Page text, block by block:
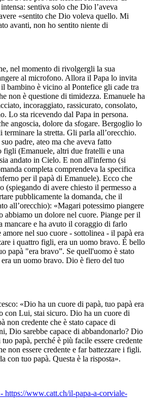
sentiva solo che Dio l’aveva
«sentito che Dio voleva quello. Mi
avanti, non ho sentito niente di
nel momento di rivolgergli la sua
al microfono. Allora il Papa lo invita
bambino è vicino al Pontefice gli cade tra
non è questione di timidezza. Emanuele ha
incoraggiato, rassicurato, consolato,
Lo sta ricevendo dal Papa in persona.
angoscia, dolore da sfogare. Bergoglio lo
terminare la stretta. Gli parla all’orecchio.
padre, ateo ma che aveva fatto
figli (Emanuele, altri due fratelli e una
andato in Cielo. E non all'inferno (si
completa comprendeva la specifica
per il papà di Emanuele). Ecco che
(spiegando di avere chiesto il permesso a
pubblicamente la domanda, che il
all’orecchio): «Magari potessimo piangere
abbiamo un dolore nel cuore. Piange per il
mancare e ha avuto il coraggio di farlo
nel suo cuore - sottolinea - il papà era
i quattro figli, era un uomo bravo. È bello
papà "era bravo”. Se quell'uomo è stato
un uomo bravo. Dio è fiero del tuo
«Dio ha un cuore di papà, tuo papà era
con Lui, stai sicuro. Dio ha un cuore di
non credente che è stato capace di
Dio sarebbe capace di abbandonarlo? Dio
papà, perché è più facile essere credente
non essere credente e far battezzare i figli.
con tuo papà. Questa è la risposta».
www.catt.ch/il-papa-a-corviale-